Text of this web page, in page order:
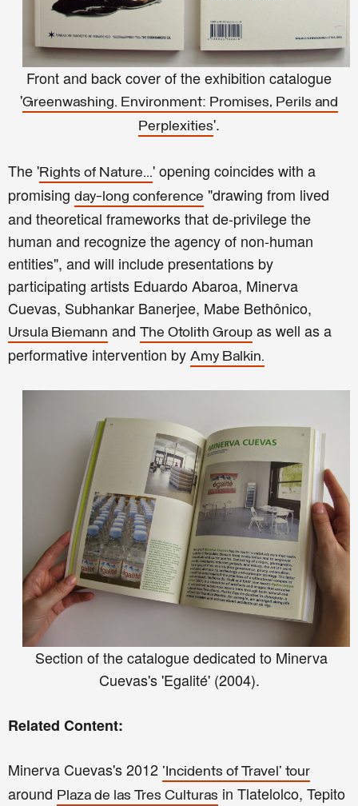
Front and back cover of the exhibition catalogue
'Greenwashing. Environment: Promises, Perils and
Perplexities'.
The 'Rights of Nature...' opening coincides with a
promising day-long conference "drawing from lived
and theoretical frameworks that de-privilege the
human and recognize the agency of non-human
entities", and will include presentations by
participating artists Eduardo Abaroa, Minerva
Cuevas, Subhankar Banerjee, Mabe Bethônico,
Ursula Biemann and The Otolith Group as well as a
performative intervention by Amy Balkin.
Section of the catalogue dedicated to Minerva
Cuevas's 'Egalité' (2004).
Related Content:
Minerva Cuevas's 2012 'Incidents of Travel' tour
around Plaza de las Tres Culturas in Tlatelolco, Tepito